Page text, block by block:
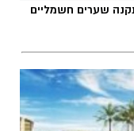
שערים חשמליים